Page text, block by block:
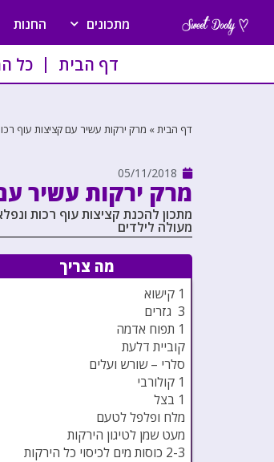
מתכונים החנות
דף הבית כל
דף הבית» מרק ירקות עשיר עם קציצות עוף
05/11/2018
מרק ירקות עשיר
מתכון להכנת קציצות עוף רכות
מעולה לילדים
מה צריך
1 קישוא
3 גזרים
1 תפוח אדמה
קוביית דלעת
סלרי – שורש ועלים
1 קולורבי
1 בצל
מלח ופלפל לטעם
מעט שמן לטיגון הירקות
2-3 כוסות מים לכיסוי כל הירקות